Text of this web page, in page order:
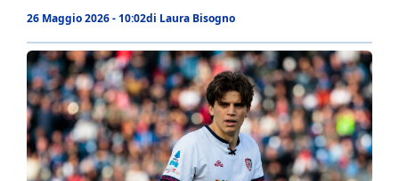
26 Maggio 2026 - 10:02di Laura Bisogno